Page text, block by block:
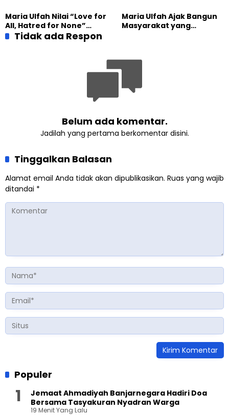
Kekuatan Kemanusiaan
Tergantikan di Jalsah
Salanah Internasional
Ahmadiyah UK
Maria Ulfah Nilai “Love for
All, Hatred for None”
Semakin Relevan di
Maria Ulfah Ajak Bangun
Masyarakat yang
Tidak ada Respon
Belum ada komentar.
Jadilah yang pertama berkomentar disini.
Tinggalkan Balasan
Alamat email Anda tidak akan dipublikasikan. Ruas yang wajib
ditandai *
Populer
Jemaat Ahmadiyah Banjarnegara Hadiri Doa
Bersama Tasyakuran Nyadran Warga
19 Menit Yang Lalu